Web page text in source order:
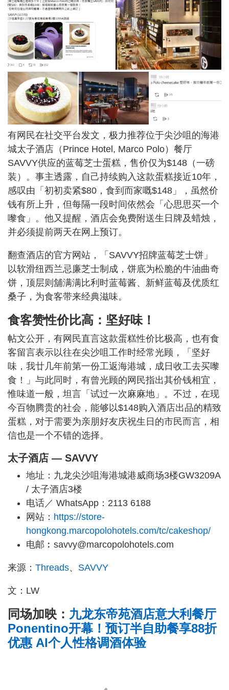
有网民在社交平台发文，极力推荐位于尖沙咀的海港
城太子酒店（Prince Hotel, Marco Polo）餐厅
SAVVY供应的蓝莓芝士蛋糕，售价仅为$148（一磅
装）。事主透露，自己持续购入这款蛋糕接近10年，
感叹由「初初卖紧$80，食到而家嘅$148」，虽然价
钱有所上升，但每隔一段时间依然会「心思思买一个
嚟食」。他又提醒，酒店会免费附送生日牌及蜡烛，
并必须提前两天在网上预订。
翻查酒店的官方网站，「SAVVY招牌蓝莓芝士饼」
以软滑纽西兰忌廉芝士制成，饼底为松脆的牛油曲奇
饼，顶层则舖满满比利时蓝莓酱、新鲜蓝莓及优质红
桑子，为食客带来经典滋味。
食客赞性价比高：坚好味！
帖文公开，有网民直言这款蛋糕性价比极高，也有食
客留言表示以往在尖沙咀工作时经常光顾，「坚好
味，我廿几年前第一份工返海港城，成日收工去买嚟
食！」与此同时，有曾光顾的网民指出其价钱相宜，
惟味道一般，坦言「试过一次麻麻地」。不过，在现
今百物腾贵的社会，能够以$148购入酒店出品的精致
蛋糕，对于需要为亲朋好友庆祝生日的市民而言，相
信也是一个不错的选择。
太子酒店 — SAVVY
地址：九龙尖沙咀海港城港威商场3楼GW3209A
/ 太子酒店3楼
电话／ WhatsApp：2113 6188
网站： https://store-
hongkong.marcopolohotels.com/tc/cakeshop/
电邮︰savvy@marcopolohotels.com
来源： Threads、 SAVVY
文：LW
同场加映： 九龙东帝苑酒店意大利餐厅
Ponentino开幕！预订半自助餐享88折
优惠 AI个人性格调酒体验